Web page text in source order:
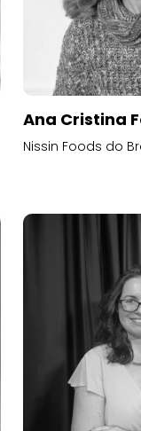
Ana Cristina
Nissin Foods do